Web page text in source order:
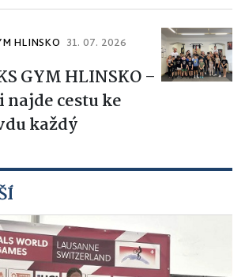
HLINSKO 31. 07. 2026
GYM HLINSKO –
najde cestu ke
každý